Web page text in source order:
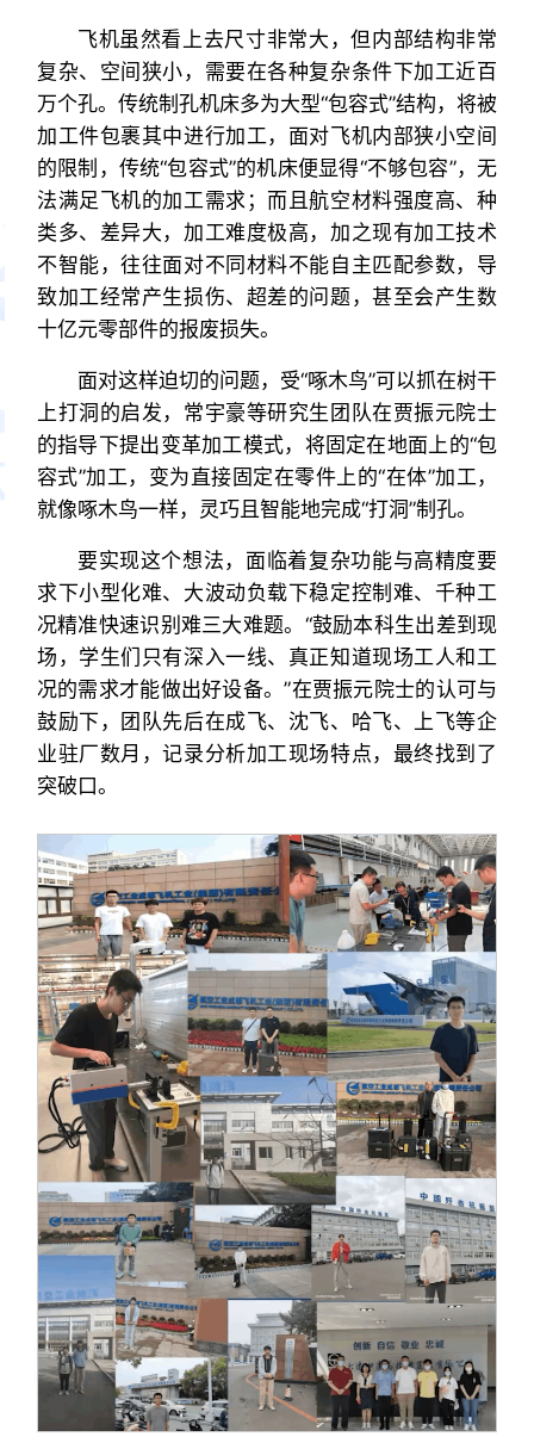
飞机虽然看上去尺寸非常大，但内部结构非常
复杂、空间狭小，需要在各种复杂条件下加工近百
万个孔。传统制孔机床多为大型“包容式”结构，将被
加工件包裹其中进行加工，面对飞机内部狭小空间
的限制，传统“包容式”的机床便显得“不够包容”，无
法满足飞机的加工需求；而且航空材料强度高、种
类多、差异大，加工难度极高，加之现有加工技术
不智能，往往面对不同材料不能自主匹配参数，导
致加工经常产生损伤、超差的问题，甚至会产生数
十亿元零部件的报废损失。
面对这样迫切的问题，受“啄木鸟”可以抓在树干
上打洞的启发，常宇豪等研究生团队在贾振元院士
的指导下提出变革加工模式，将固定在地面上的“包
容式”加工，变为直接固定在零件上的“在体”加工，
就像啄木鸟一样，灵巧且智能地完成“打洞”制孔。
要实现这个想法，面临着复杂功能与高精度要
求下小型化难、大波动负载下稳定控制难、千种工
况精准快速识别难三大难题。“鼓励本科生出差到现
场，学生们只有深入一线、真正知道现场工人和工
况的需求才能做出好设备。”在贾振元院士的认可与
鼓励下，团队先后在成飞、沈飞、哈飞、上飞等企
业驻厂数月，记录分析加工现场特点，最终找到了
突破口。